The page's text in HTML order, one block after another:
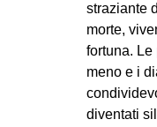
straziante
morte,
fortuna. Le
meno e i
diventati